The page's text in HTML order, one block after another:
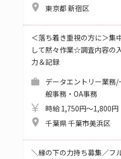
東京都 新宿区
＜落ち着き重視の方に＞集
して黙々作業☆調査内容の
力＆記録
データエントリー業務/
般事務・OA事務
時給 1,750円～1,800円
千葉県 千葉市美浜区
＼縁の下の力持ち募集／フ